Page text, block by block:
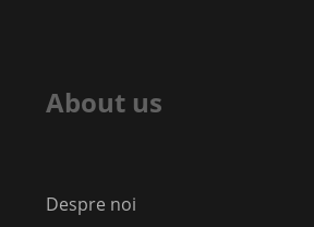
About us
Despre noi